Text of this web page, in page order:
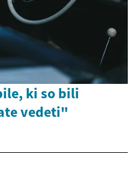
ki so bili
vedeti"